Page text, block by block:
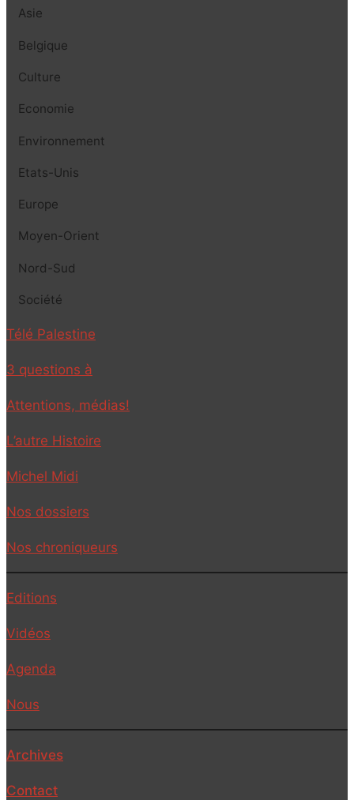
Asie
Belgique
Culture
Economie
Environnement
Etats-Unis
Europe
Moyen-Orient
Nord-Sud
Société
Télé Palestine
3 questions à
Attentions, médias!
L’autre Histoire
Michel Midi
Nos dossiers
Nos chroniqueurs
Editions
Vidéos
Agenda
Nous
Archives
Contact